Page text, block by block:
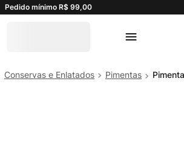
Pedido mínimo R$ 99,00
Conservas e Enlatados Pimentas